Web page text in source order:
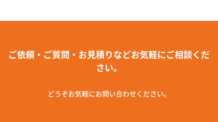
ご依頼・ご質問・お見積りなどお気軽にご相談くだ
さい。
どうぞお気軽にお問い合わせください。